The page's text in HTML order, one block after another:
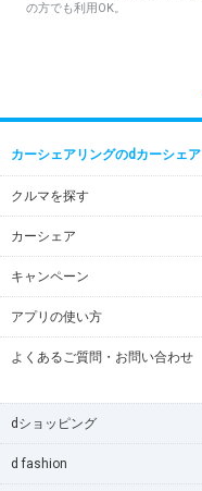
の方でも利用OK。
カーシェアリングのdカーシェア
クルマを探す
カーシェア
キャンペーン
アプリの使い方
よくあるご質問・お問い合わせ
dショッピング
d fashion